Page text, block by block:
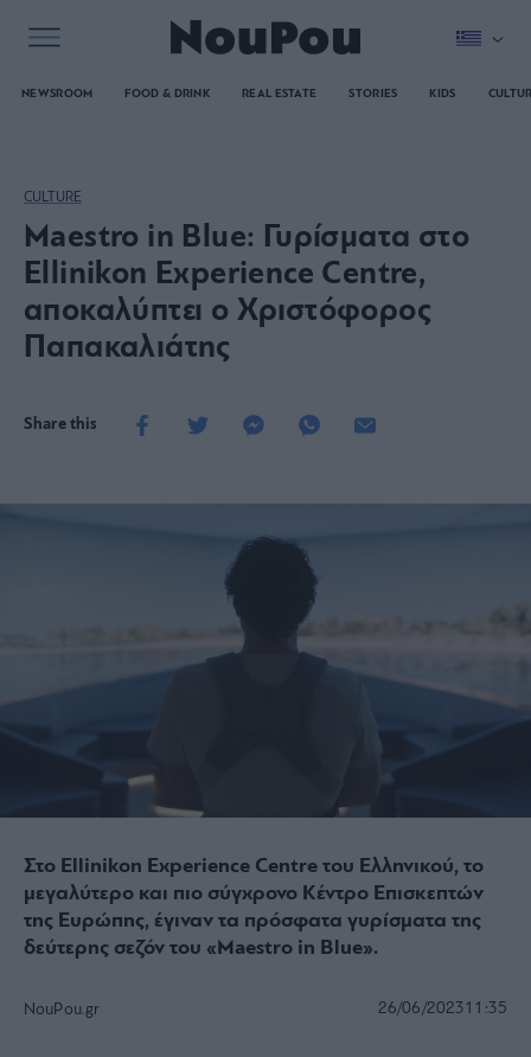
NEWSROOM FOOD & DRINK REAL ESTATE STORIES KIDS
CULTURE
Maestro in Blue: Γυρίσματα στο
Ellinikon Experience Centre,
αποκαλύπτει ο Χριστόφορος
Παπακαλιάτης
Share this
Στο Ellinikon Experience Centre του Ελληνικού, το
μεγαλύτερο και πιο σύγχρονο Κέντρο Επισκεπτών
της Ευρώπης, έγιναν τα πρόσφατα γυρίσματα της
δεύτερης σεζόν του «Maestro in Βlue».
NouPou.gr 26/06/202311:35